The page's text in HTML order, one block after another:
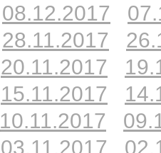
08.12.2017
28.11.2017
20.11.2017
15.11.2017
10.11.2017
03.11.2017